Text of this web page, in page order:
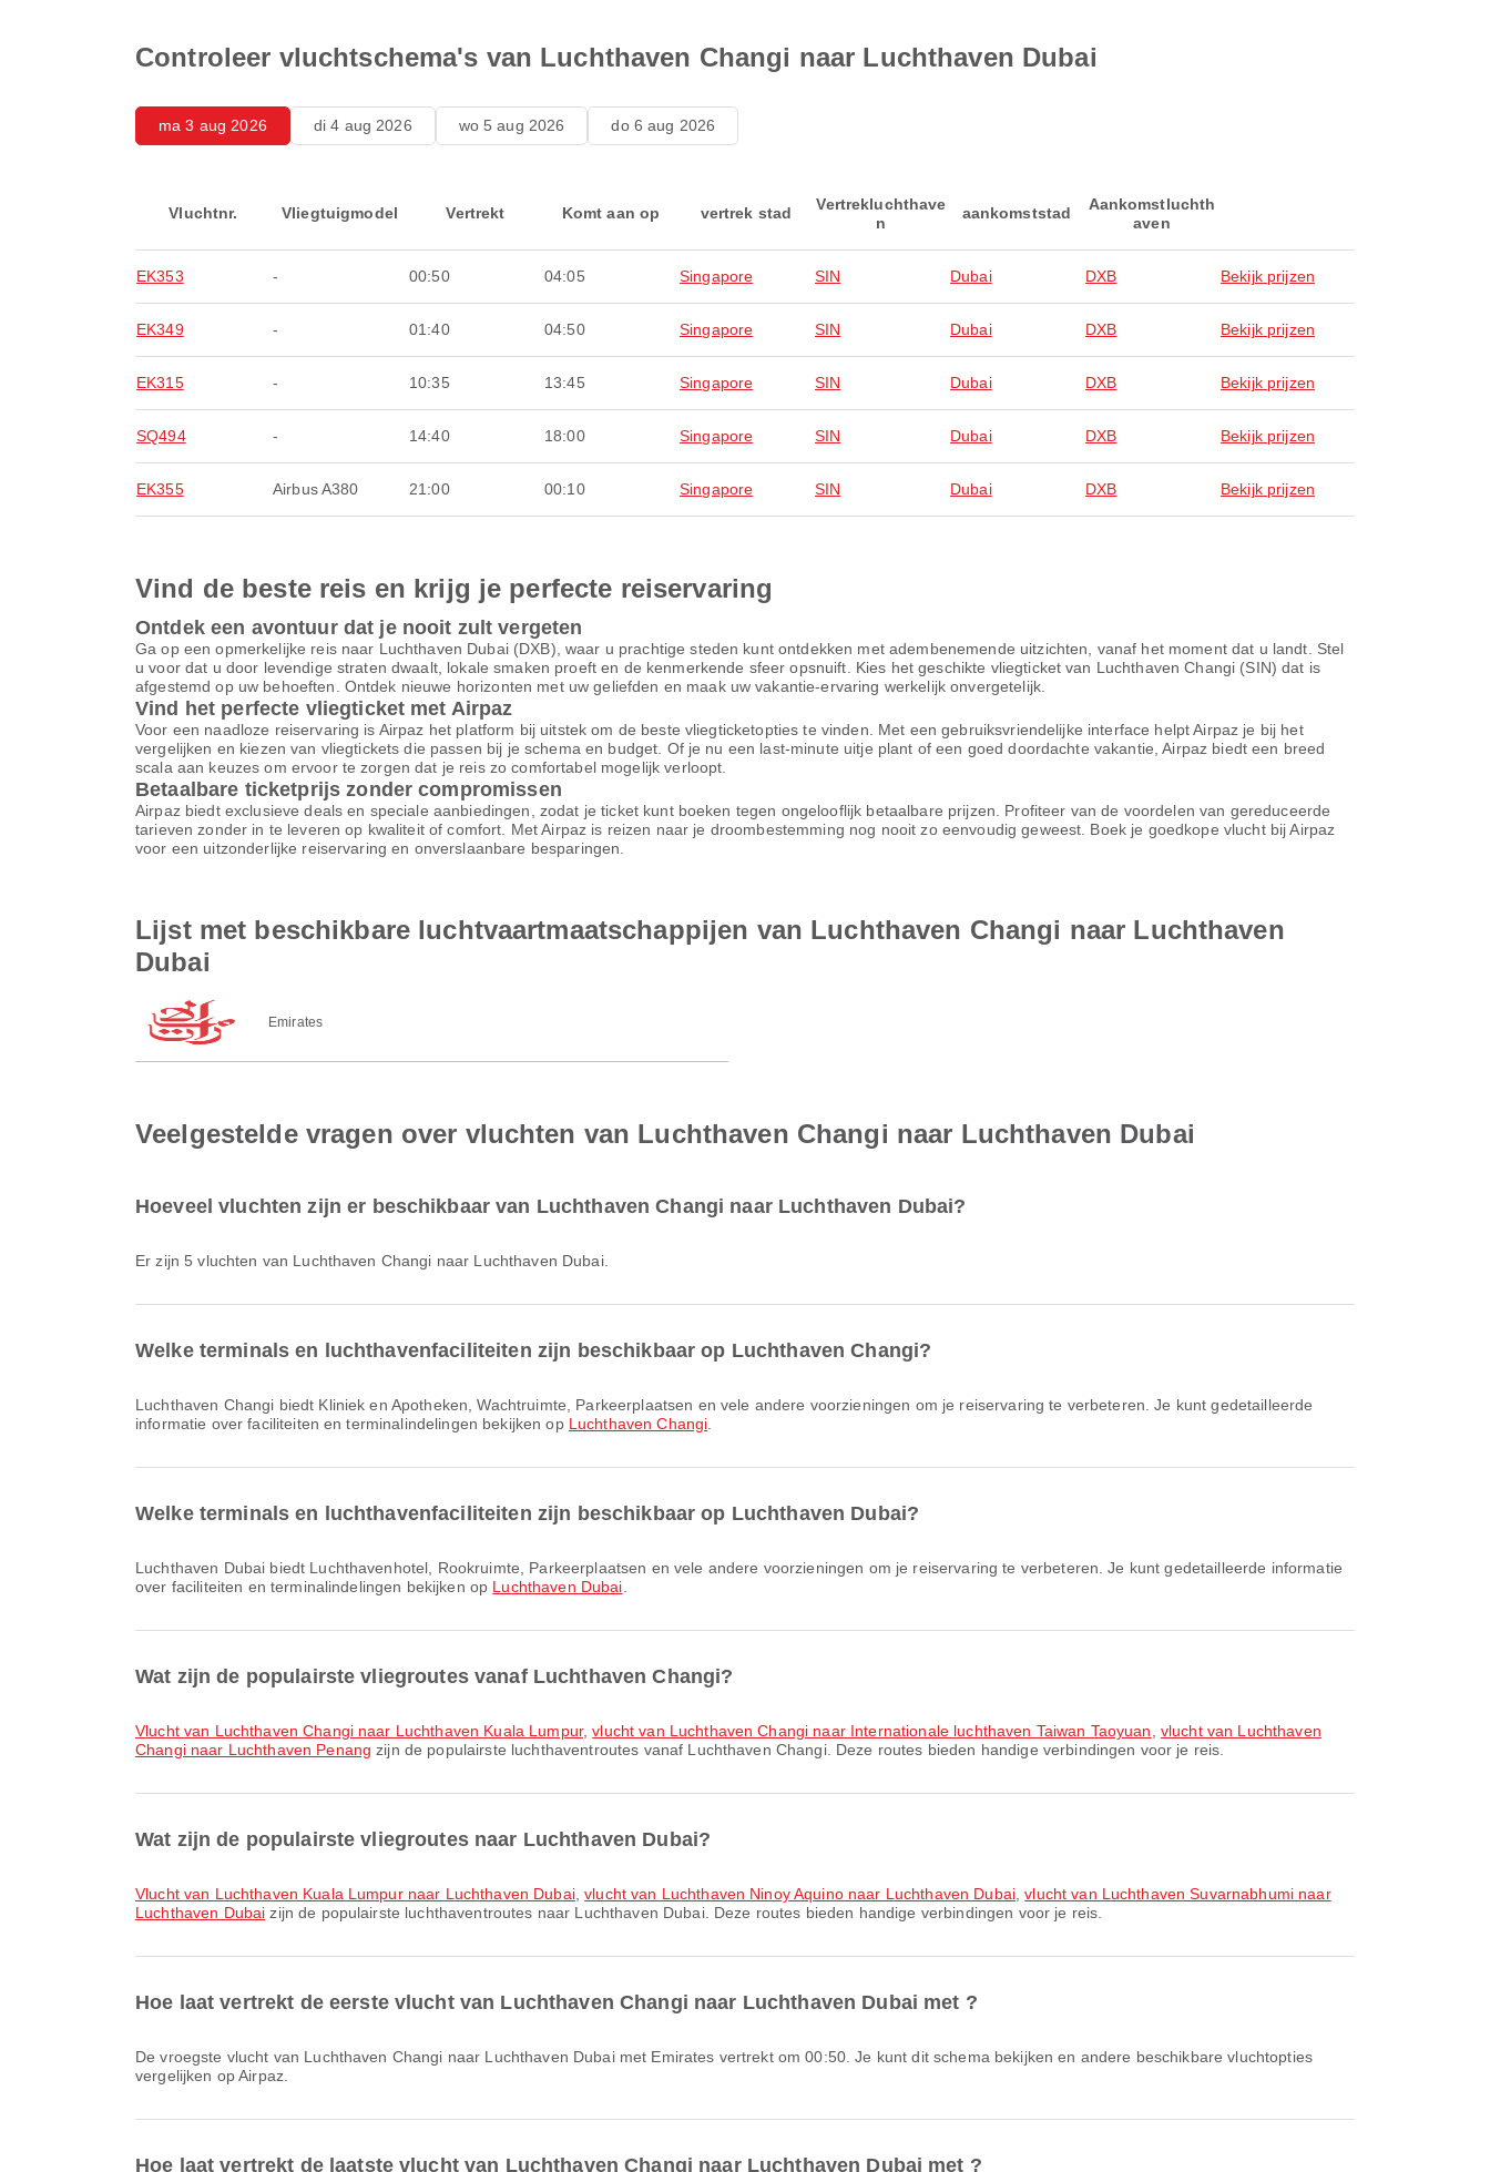
Controleer vluchtschema's van Luchthaven Changi naar Luchthaven Dubai
ma 3 aug 2026 di 4 aug 2026 wo 5 aug 2026 do 6 aug 2026
Vluchtnr. Vliegtuigmodel Vertrekt Komt aan op vertrek stad
Vertrekluchthave
n
aankomststad
Aankomstluchth
aven
EK353 - 00:50 04:05 Singapore SIN Dubai DXB Bekijk prijzen
EK349 - 01:40 04:50 Singapore SIN Dubai DXB Bekijk prijzen
EK315 - 10:35 13:45 Singapore SIN Dubai DXB Bekijk prijzen
SQ494 - 14:40 18:00 Singapore SIN Dubai DXB Bekijk prijzen
EK355 Airbus A380 21:00 00:10 Singapore SIN Dubai DXB Bekijk prijzen
Vind de beste reis en krijg je perfecte reiservaring
Ontdek een avontuur dat je nooit zult vergeten
Ga op een opmerkelijke reis naar Luchthaven Dubai (DXB), waar u prachtige steden kunt ontdekken met adembenemende uitzichten, vanaf het moment dat u landt. Stel
u voor dat u door levendige straten dwaalt, lokale smaken proeft en de kenmerkende sfeer opsnuift. Kies het geschikte vliegticket van Luchthaven Changi (SIN) dat is
afgestemd op uw behoeften. Ontdek nieuwe horizonten met uw geliefden en maak uw vakantie-ervaring werkelijk onvergetelijk.
Vind het perfecte vliegticket met Airpaz
Voor een naadloze reiservaring is Airpaz het platform bij uitstek om de beste vliegticketopties te vinden. Met een gebruiksvriendelijke interface helpt Airpaz je bij het
vergelijken en kiezen van vliegtickets die passen bij je schema en budget. Of je nu een last-minute uitje plant of een goed doordachte vakantie, Airpaz biedt een breed
scala aan keuzes om ervoor te zorgen dat je reis zo comfortabel mogelijk verloopt.
Betaalbare ticketprijs zonder compromissen
Airpaz biedt exclusieve deals en speciale aanbiedingen, zodat je ticket kunt boeken tegen ongelooflijk betaalbare prijzen. Profiteer van de voordelen van gereduceerde
tarieven zonder in te leveren op kwaliteit of comfort. Met Airpaz is reizen naar je droombestemming nog nooit zo eenvoudig geweest. Boek je goedkope vlucht bij Airpaz
voor een uitzonderlijke reiservaring en onverslaanbare besparingen.
Lijst met beschikbare luchtvaartmaatschappijen van Luchthaven Changi naar Luchthaven
Dubai
Emirates
Veelgestelde vragen over vluchten van Luchthaven Changi naar Luchthaven Dubai
Hoeveel vluchten zijn er beschikbaar van Luchthaven Changi naar Luchthaven Dubai?
Er zijn 5 vluchten van Luchthaven Changi naar Luchthaven Dubai.
Welke terminals en luchthavenfaciliteiten zijn beschikbaar op Luchthaven Changi?
Luchthaven Changi biedt Kliniek en Apotheken, Wachtruimte, Parkeerplaatsen en vele andere voorzieningen om je reiservaring te verbeteren. Je kunt gedetailleerde
informatie over faciliteiten en terminalindelingen bekijken op Luchthaven Changi
Welke terminals en luchthavenfaciliteiten zijn beschikbaar op Luchthaven Dubai?
Luchthaven Dubai biedt Luchthavenhotel, Rookruimte, Parkeerplaatsen en vele andere voorzieningen om je reiservaring te verbeteren. Je kunt gedetailleerde informatie
over faciliteiten en terminalindelingen bekijken op Luchthaven Dubai
Wat zijn de populairste vliegroutes vanaf Luchthaven Changi?
vlucht van Luchthaven Changi naar Luchthaven Kuala Lumpur,vlucht van Luchthaven Changi naar Internationale luchthaven Taiwan Taoyuan
vlucht van Luchthaven
Changi naar Luchthaven Penang zijn de populairste luchthaventroutes vanaf Luchthaven Changi. Deze routes bieden handige verbindingen voor je reis.
Wat zijn de populairste vliegroutes naar Luchthaven Dubai?
vlucht van Luchthaven Kuala Lumpur naar Luchthaven Dubai,vlucht van Luchthaven Ninoy Aquino naar Luchthaven Dubai,vlucht van Luchthaven Suvarnabhumi naar
Luchthaven Dubai zijn de populairste luchthaventroutes naar Luchthaven Dubai. Deze routes bieden handige verbindingen voor je reis.
Hoe laat vertrekt de eerste vlucht van Luchthaven Changi naar Luchthaven Dubai met ?
De vroegste vlucht van Luchthaven Changi naar Luchthaven Dubai met Emirates vertrekt om 00:50. Je kunt dit schema bekijken en andere beschikbare vluchtopties
vergelijken op Airpaz.
Hoe laat vertrekt de laatste vlucht van Luchthaven Changi naar Luchthaven Dubai met ?